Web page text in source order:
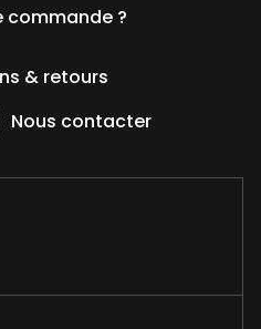
commande ?
& retours
Nous contacter